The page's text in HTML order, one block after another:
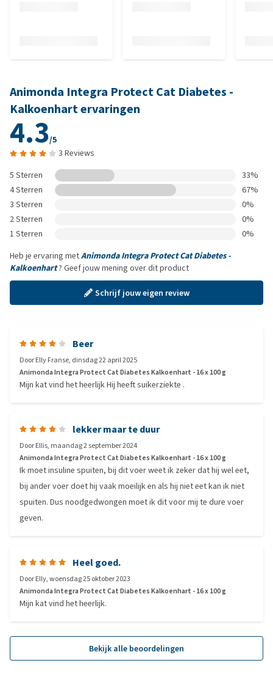
Animonda Integra Protect Cat Diabetes -
Kalkoenhart ervaringen
4.3/5
3 Reviews
5 Sterren
33%
4 Sterren
67%
3 Sterren
0%
2 Sterren
0%
1 Sterren
0%
Heb je ervaring metAnimonda Integra Protect Cat Diabetes -
Kalkoenhart? Geef jouw mening over dit product
Schrijf jouw eigen review
Beer
DoorElly Franse, dinsdag 22 april 2025
Animonda Integra Protect Cat Diabetes Kalkoenhart - 16 x 100 g
Mijn kat vind het heerlijk Hij heeft suikerziekte .
lekker maar te duur
DoorEllis, maandag 2 september 2024
Animonda Integra Protect Cat Diabetes Kalkoenhart - 16 x 100 g
Ik moet insuline spuiten, bij dit voer weet ik zeker dat hij wel eet,
bij ander voer doet hij vaak moeilijk en als hij niet eet kan ik niet
spuiten. Dus noodgedwongen moet ik dit voor mij te dure voer
geven.
Heel goed.
DoorElly,woensdag 25 oktober 2023
Animonda Integra Protect Cat Diabetes Kalkoenhart - 16 x 100 g
Mijn kat vind het heerlijk.
Bekijk alle beoordelingen